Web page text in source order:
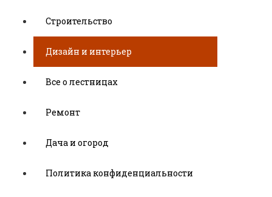
Строительство
Дизайн и интерьер
Все о лестницах
Ремонт
Дача и огород
Политика конфиденциальности